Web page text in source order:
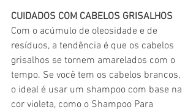
CUIDADOS COM CABELOS GRISALHOS
Com o acúmulo de oleosidade e de
resíduos, a tendência é que os cabelos
grisalhos se tornem amarelados com o
tempo. Se você tem os cabelos brancos,
o ideal é usar um shampoo com base na
cor violeta, como o Shampoo Para